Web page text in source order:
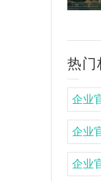
热门
企业
企业
企业